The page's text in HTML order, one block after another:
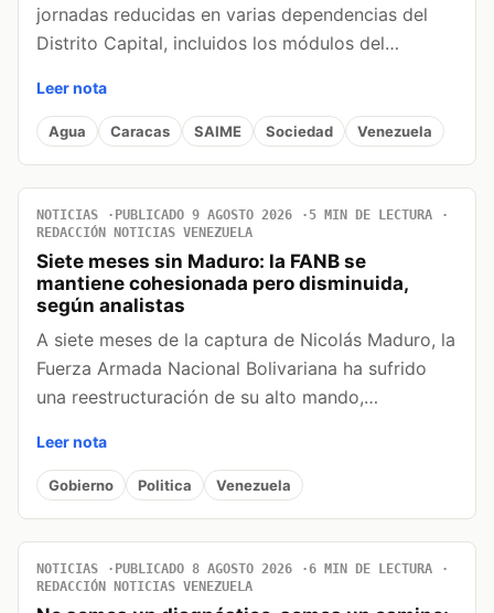
jornadas reducidas en varias dependencias del
Distrito Capital, incluidos los módulos del…
Leer nota
Agua Caracas SAIME Sociedad Venezuela
NOTICIAS PUBLICADO 9 AGOSTO 2026
5 MIN DE LECTURA
REDACCIÓN NOTICIAS VENEZUELA
Siete meses sin Maduro: la FANB se
mantiene cohesionada pero disminuida,
según analistas
A siete meses de la captura de Nicolás Maduro, la
Fuerza Armada Nacional Bolivariana ha sufrido
una reestructuración de su alto mando,…
Leer nota
Gobierno Politica Venezuela
NOTICIAS PUBLICADO 8 AGOSTO 2026
6 MIN DE LECTURA
REDACCIÓN NOTICIAS VENEZUELA